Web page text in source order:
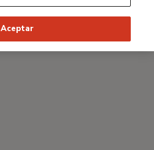
Aceptar